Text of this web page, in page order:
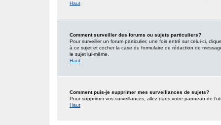
Haut
Comment surveiller des forums ou sujets particuliers?
Pour surveiller un forum particulier, une fois entré sur celui-ci,
à ce sujet et cocher la case du formulaire de rédaction de
le sujet lui-même.
Haut
Comment puis-je supprimer mes surveillances de sujets?
Pour supprimer vos surveillances, allez dans votre panneau de
Haut